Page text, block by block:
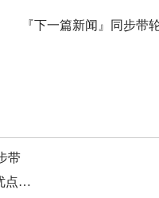
『下一篇新闻』
同步带
带
点…